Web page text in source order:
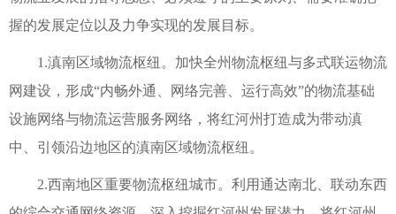
握的发展定位以及力争实现的发展目标。
1.滇南区域物流枢纽。加快全州物流枢纽与多式联运物流
网建设，形成“内畅外通、网络完善、运行高效”的物流基础
设施网络与物流运营服务网络，将红河州打造成为带动滇
中、引领沿边地区的滇南区域物流枢纽。
2.西南地区重要物流枢纽城市。利用通达南北、联动东西